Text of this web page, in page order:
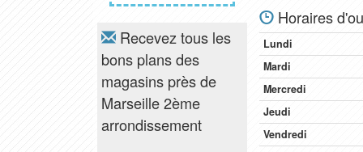
Recevez tous les
bons plans des
magasins près de
Marseille 2ème
arrondissement
Horaires
Lundi
Mardi
Mercredi
Jeudi
Vendredi